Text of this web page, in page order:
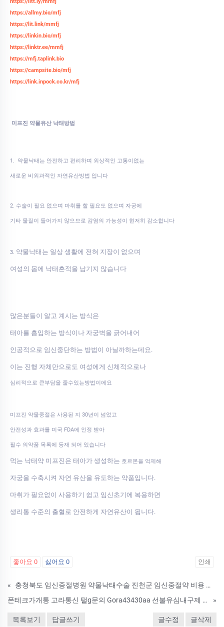
https://litt.ly/mmfj
https://allmy.bio/mfj
https://lit.link/mmfj
https://linkin.bio/mfj
https://linktr.ee/mmfj
https://mfj.taplink.bio
https://campsite.bio/mfj
https://link.inpock.co.kr/mfj
미프진 약물유산 낙태방법
1. 약물낙태는 안전하고 편리하며 외상적인 고통이없는
새로운 비외과적인 자연유산방법 입니다
2. 수술이 필요 없으며 마취를 할 필요도 없으며 자궁에
기타 물질이 들어가지 않으므로 감염의 가능성이 현저히 감소합니다
3. 약물낙태는 일상 생활에 전혀 지장이 없으며
여성의 몸에 낙태흔적을 남기지 않습니다
많은분들이 알고 계시는 방식은
태아를 흡입하는 방식이나 자궁벽을 긁어내어
인공적으로 임신중단하는 방법이 아닐까하는데요.
이는 진행 자체만으로도 여성에게 신체적으로나
심리적으로 큰부담을 줄수있는방법이에요
미프진 약물중절은 사용된 지 30년이 넘었고
안전성과 효과를 미국 FDA에 인정 받아
필수 의약품 목록에 등재 되어 있습니다
먹는 낙태약 미프진은 태아가 생성하는 호르몬을 억제해
자궁을 수축시켜 자연 유산을 유도하는 약품입니다.
마취가 필요없이 사용하기 쉽고 임신초기에 복용하면
생리통 수준의 출혈로 안전하게 자연유산이 됩니다.
좋아요 0 싫어요 0 인쇄
«
충청북도 임신중절병원 약물낙태수술 진천군 임신중절약 비용 미프진 구입방법 흡입낙­태
폰테크가개통 고라통신 탤g문의 Gora43430aa 선불유심내구제 목포시백수당일 소액급전 대출 30만원빌리기내구제 10등급장기연체자대출 NTM
»
목록보기 답글쓰기 글수정 글삭제